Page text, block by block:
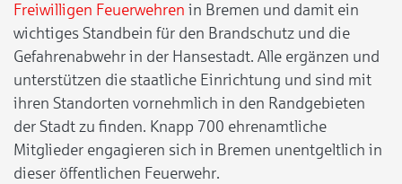
Freiwilligen Feuerwehren in Bremen und damit ein
wichtiges Standbein für den Brandschutz und die
Gefahrenabwehr in der Hansestadt. Alle ergänzen und
unterstützen die staatliche Einrichtung und sind mit
ihren Standorten vornehmlich in den Randgebieten
der Stadt zu finden. Knapp 700 ehrenamtliche
Mitglieder engagieren sich in Bremen unentgeltlich in
dieser öffentlichen Feuerwehr.